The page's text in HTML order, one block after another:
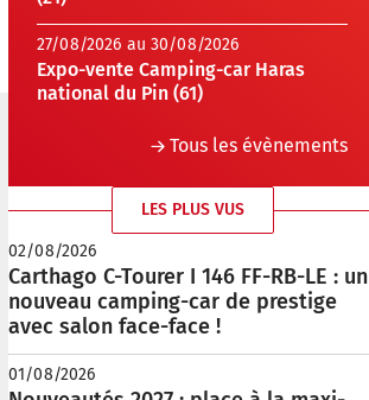
27/08/2026 au 30/08/2026
Expo-vente Camping-car Haras
national du Pin (61)
Tous les évènements
LES PLUS VUS
02/08/2026
Carthago C-Tourer I 146 FF-RB-LE : un
nouveau camping-car de prestige
avec salon face-face !
01/08/2026